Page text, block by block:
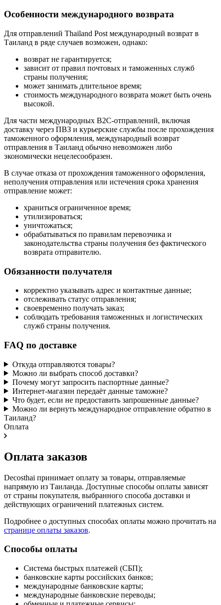
Особенности международного возврата
Для отправлений Thailand Post международный возврат в
Таиланд в ряде случаев возможен, однако:
возврат не гарантируется;
зависит от правил почтовых и таможенных служб
страны получения;
может занимать длительное время;
стоимость международного возврата может быть очень
высокой.
Для части международных B2C-отправлений, включая
доставку через ПВЗ и курьерские службы после прохождения
таможенного оформления, международный возврат
отправления в Таиланд обычно невозможен либо
экономически нецелесообразен.
В случае отказа от прохождения таможенного оформления,
неполучения отправления или истечения срока хранения
отправление может:
храниться ограниченное время;
утилизироваться;
уничтожаться;
обрабатываться по правилам перевозчика и
законодательства страны получения без фактического
возврата отправителю.
Обязанности получателя
корректно указывать адрес и контактные данные;
отслеживать статус отправления;
своевременно получать заказ;
соблюдать требования таможенных и логистических
служб страны получения.
FAQ по доставке
Откуда отправляются товары?
Можно ли выбрать способ доставки?
Почему могут запросить паспортные данные?
Интернет-магазин передаёт данные таможне?
Что будет, если не предоставить запрошенные данные?
Можно ли вернуть международное отправление обратно в
Таиланд?
Оплата
Оплата заказов
Decosthai принимает оплату за товары, отправляемые
напрямую из Таиланда. Доступные способы оплаты зависят
от страны покупателя, выбранного способа доставки и
действующих ограничений платежных систем.
Подробнее о доступных способах оплаты можно прочитать на
странице оплаты заказов.
Способы оплаты
Система быстрых платежей (СБП);
банковские карты российских банков;
международные банковские карты;
международные банковские переводы;